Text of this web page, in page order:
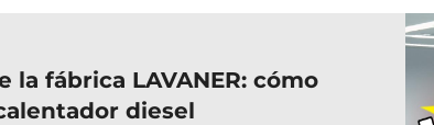
la fábrica LAVANER: cómo
diesel